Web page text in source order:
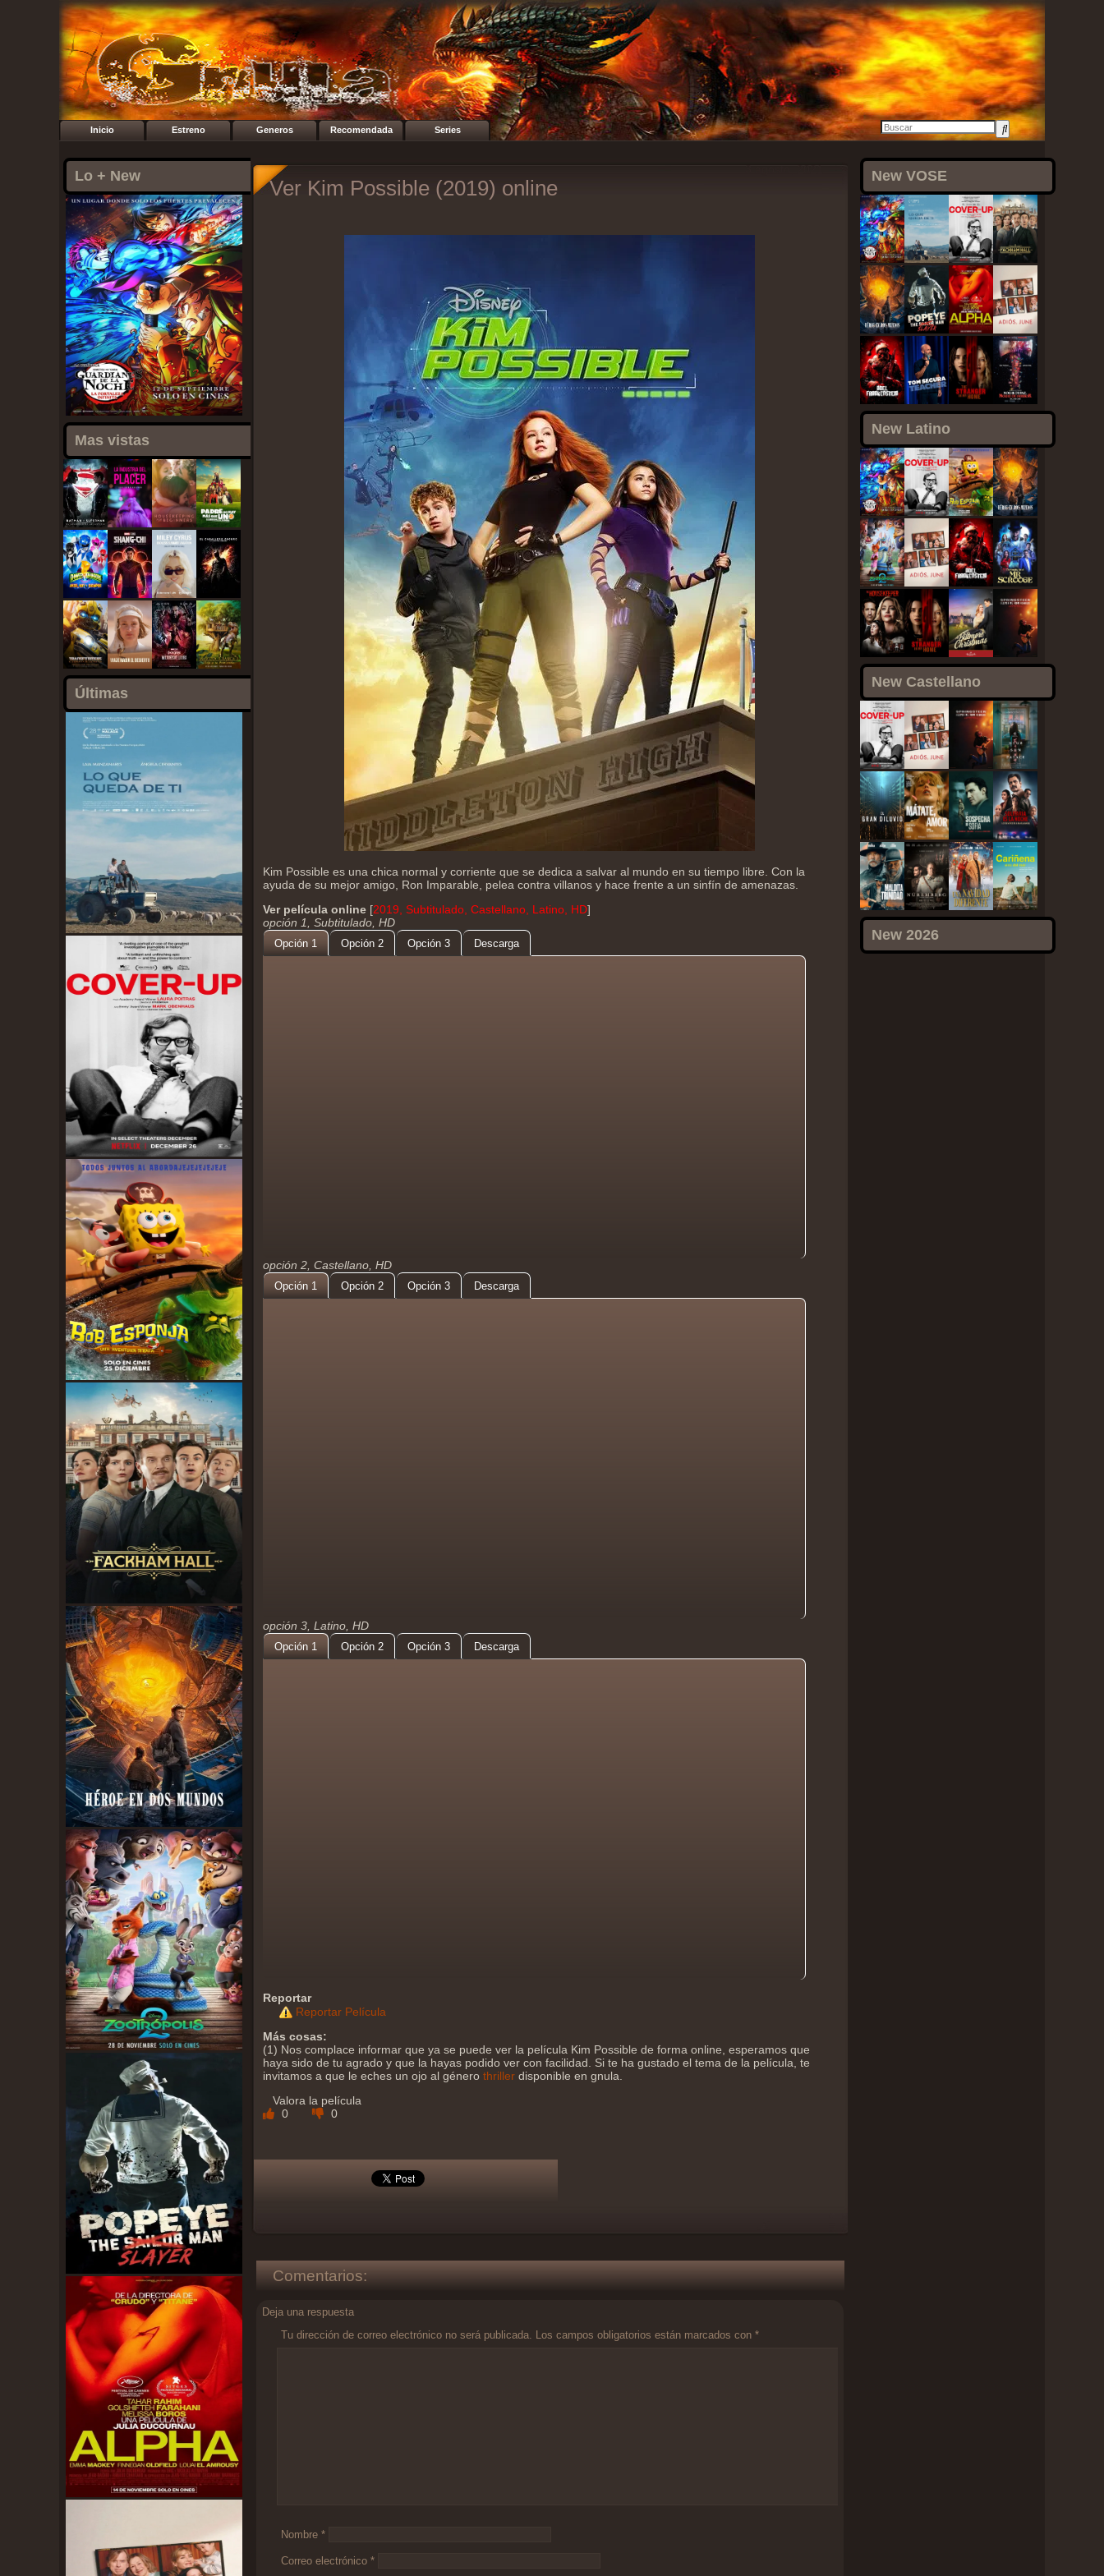
Inicio Estreno Generos Recomendada Series
Lo + New
Mas vistas
Últimas
New VOSE
New Latino
New Castellano
New 2026
Ver Kim Possible (2019) online
Kim Possible es una chica normal y corriente que se dedica a salvar al mundo en su tiempo libre. Con la
ayuda de su mejor amigo, Ron Imparable, pelea contra villanos y hace frente a un sinfín de amenazas.
Ver película online [2019, Subtitulado, Castellano, Latino, HD]
opción 1, Subtitulado, HD
Opción 1 Opción 2 Opción 3 Descarga
opción 2, Castellano, HD
Opción 1 Opción 2 Opción 3 Descarga
opción 3, Latino, HD
Opción 1 Opción 2 Opción 3 Descarga
Reportar
Reportar Película
Más cosas:
(1) Nos complace informar que ya se puede ver la película Kim Possible de forma online, esperamos que
haya sido de tu agrado y que la hayas podido ver con facilidad. Si te ha gustado el tema de la película, te
invitamos a que le eches un ojo al género thriller disponible en gnula.
Valora la película
0
0
Comentarios:
Deja una respuesta
Tu dirección de correo electrónico no será publicada. Los campos obligatorios están marcados con *
Nombre *
Correo electrónico *